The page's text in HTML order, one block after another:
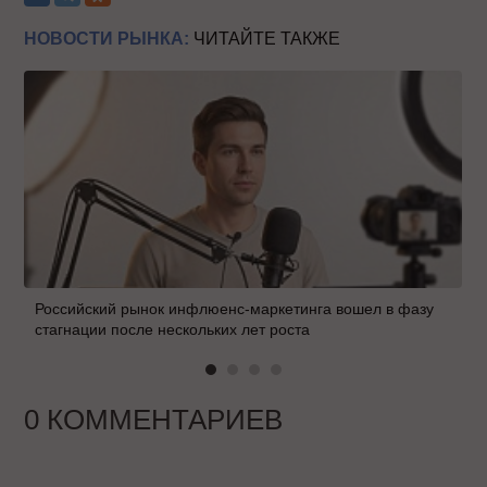
НОВОСТИ РЫНКА: ЧИТАЙТЕ ТАКЖЕ
Российский рынок инфлюенс-маркетинга вошел в фазу
стагнации после нескольких лет роста
0 КОММЕНТАРИЕВ